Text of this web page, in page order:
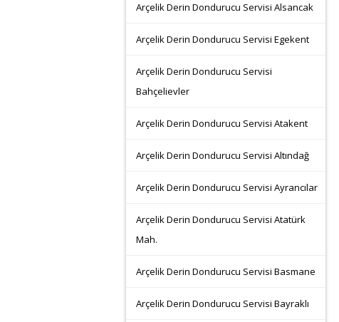
Arçelik Derin Dondurucu Servisi Alsancak
Arçelik Derin Dondurucu Servisi Egekent
Arçelik Derin Dondurucu Servisi
Bahçelievler
Arçelik Derin Dondurucu Servisi Atakent
Arçelik Derin Dondurucu Servisi Altındağ
Arçelik Derin Dondurucu Servisi Ayrancılar
Arçelik Derin Dondurucu Servisi Atatürk
Mah.
Arçelik Derin Dondurucu Servisi Basmane
Arçelik Derin Dondurucu Servisi Bayraklı